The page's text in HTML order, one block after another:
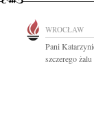
WROCŁAW
Pani
szczerego